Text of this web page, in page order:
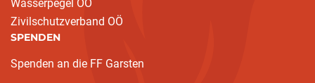
Wasserpegel OÖ
Zivilschutzverband OÖ
SPENDEN
Spenden an die FF Garsten